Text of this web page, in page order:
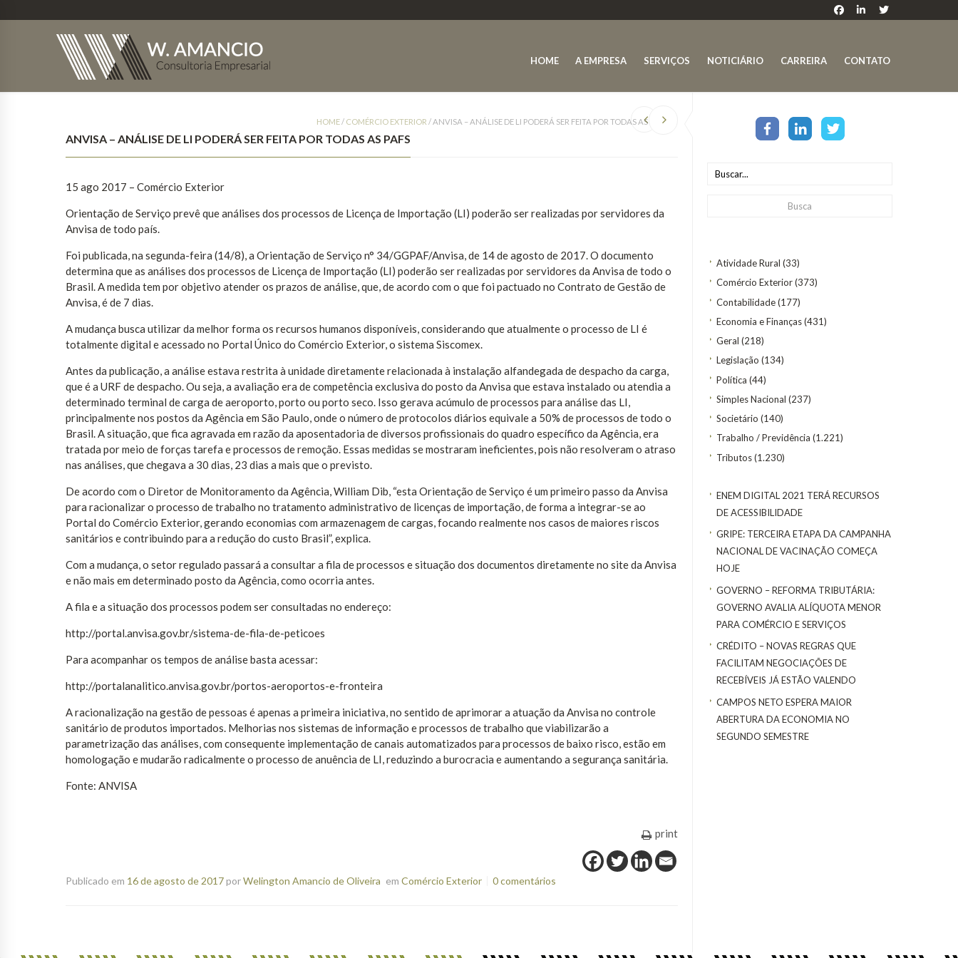
HOME A EMPRESA SERVIÇOS NOTICIÁRIO CARREIRA CONTATO
Atividade Rural (33)
Comércio Exterior(373)
Contabilidade(177)
Economia e Finanças(431)
Geral (218)
Legislação (134)
Política (44)
Simples Nacional (237)
Societário (140)
Trabalho / Previdência (1.221)
Tributos(1.230)
ENEM DIGITAL 2021 TERÁ RECURSOS
DE ACESSIBILIDADE
GRIPE: TERCEIRA ETAPA DA CAMPANHA
NACIONAL DE VACINAÇÃO COMEÇA
HOJE
GOVERNO – REFORMA TRIBUTÁRIA:
GOVERNO AVALIA ALÍQUOTA MENOR
PARA COMÉRCIO E SERVIÇOS
CRÉDITO – NOVAS REGRAS QUE
FACILITAM NEGOCIAÇÕES DE
RECEBÍVEIS JÁ ESTÃO VALENDO
CAMPOS NETO ESPERA MAIOR
ABERTURA DA ECONOMIA NO
SEGUNDO SEMESTRE
HOME/ COMÉRCIO EXTERIOR /ANVISA – ANÁLISE DE LI PODERÁ SER FEITA POR TODAS AS PAFS
ANVISA – ANÁLISE DE LI PODERÁ SER FEITA POR TODAS AS PAFS
15 ago 2017 – Comércio Exterior
Orientação de Serviço prevê que análises dos processos de Licença de Importação (LI) poderão ser realizadas por servidores da
Anvisa de todo país.
Foi publicada, na segunda-feira (14/8), a Orientação de Serviço n° 34/GGPAF/Anvisa, de 14 de agosto de 2017. O documento
determina que as análises dos processos de Licença de Importação (LI) poderão ser realizadas por servidores da Anvisa de todo o
Brasil. A medida tem por objetivo atender os prazos de análise, que, de acordo com o que foi pactuado no Contrato de Gestão de
Anvisa, é de 7 dias.
A mudança busca utilizar da melhor forma os recursos humanos disponíveis, considerando que atualmente o processo de LI é
totalmente digital e acessado no Portal Único do Comércio Exterior, o sistema Siscomex.
Antes da publicação, a análise estava restrita à unidade diretamente relacionada à instalação alfandegada de despacho da carga,
que é a URF de despacho. Ou seja, a avaliação era de competência exclusiva do posto da Anvisa que estava instalado ou atendia a
determinado terminal de carga de aeroporto, porto ou porto seco. Isso gerava acúmulo de processos para análise das LI,
principalmente nos postos da Agência em São Paulo, onde o número de protocolos diários equivale a 50% de processos de todo o
Brasil. A situação, que fica agravada em razão da aposentadoria de diversos profissionais do quadro específico da Agência, era
tratada por meio de forças tarefa e processos de remoção. Essas medidas se mostraram ineficientes, pois não resolveram o atraso
nas análises, que chegava a 30 dias, 23 dias a mais que o previsto.
De acordo com o Diretor de Monitoramento da Agência, William Dib, “esta Orientação de Serviço é um primeiro passo da Anvisa
para racionalizar o processo de trabalho no tratamento administrativo de licenças de importação, de forma a integrar-se ao
Portal do Comércio Exterior, gerando economias com armazenagem de cargas, focando realmente nos casos de maiores riscos
sanitários e contribuindo para a redução do custo Brasil”, explica.
Com a mudança, o setor regulado passará a consultar a fila de processos e situação dos documentos diretamente no site da Anvisa
e não mais em determinado posto da Agência, como ocorria antes.
A fila e a situação dos processos podem ser consultadas no endereço:
http://portal.anvisa.gov.br/sistema-de-fila-de-peticoes
Para acompanhar os tempos de análise basta acessar:
http://portalanalitico.anvisa.gov.br/portos-aeroportos-e-fronteira
A racionalização na gestão de pessoas é apenas a primeira iniciativa, no sentido de aprimorar a atuação da Anvisa no controle
sanitário de produtos importados. Melhorias nos sistemas de informação e processos de trabalho que viabilizarão a
parametrização das análises, com consequente implementação de canais automatizados para processos de baixo risco, estão em
homologação e mudarão radicalmente o processo de anuência de LI, reduzindo a burocracia e aumentando a segurança sanitária.
Fonte: ANVISA
print
Publicado em 16 de agosto de 2017porWelington Amancio de Oliveira em Comércio Exterior 0 comentários